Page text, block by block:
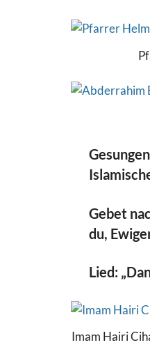
Gebet
du,
Lied:
Imam Hairi